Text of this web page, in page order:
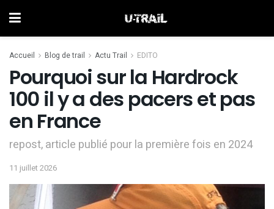
Accueil Blog de trail Actu Trail EDITO
Pourquoi sur la Hardrock
100 il y a des pacers et pas
en France
repost, article publié pour la première fois en 2024
11 juillet 2026